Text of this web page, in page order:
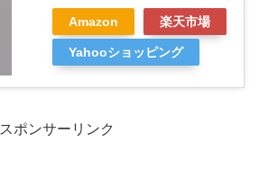
Amazon 楽天市場
Yahooショッピング
スポンサーリンク